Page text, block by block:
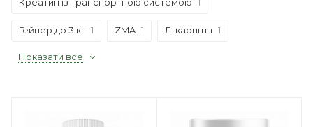
Гейнер до 3 кг 1 ZMA 1 Л-карнітін 1
Показати все